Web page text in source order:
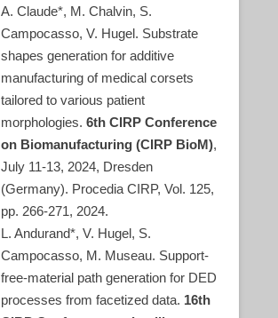
A. Claude*, M. Chalvin, S.
Campocasso, V. Hugel. Substrate
shapes generation for additive
manufacturing of medical corsets
tailored to various patient
morphologies. 6th CIRP Conference
on Biomanufacturing (CIRP BioM),
July 11-13, 2024, Dresden
(Germany). Procedia CIRP, Vol. 125,
pp. 266-271, 2024.
L. Andurand*, V. Hugel, S.
Campocasso, M. Museau. Support-
free-material path generation for DED
processes from facetized data. 16th